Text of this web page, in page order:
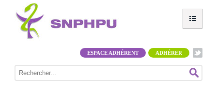
ADHÉRER
ESPACE ADHÉRENT